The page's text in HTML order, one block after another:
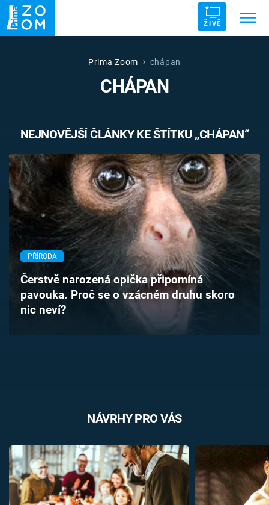
ŽIVĚ
UFO DRUHÁ SVĚTOVÁ VÁLKA
VETŘELCI DÁVNOVĚKU
Témata
Témata
Pořady
TV Program
Časopis
Sledujte prima+
Prima Zoom chápan
CHÁPAN
NEJNOVĚJŠÍ ČLÁNKY KE ŠTÍTKU „CHÁPAN“
PŘÍRODA
Čerstvě narozená opička připomíná
pavouka. Proč se o vzácném druhu skoro
nic neví?
NÁVRHY PRO VÁS